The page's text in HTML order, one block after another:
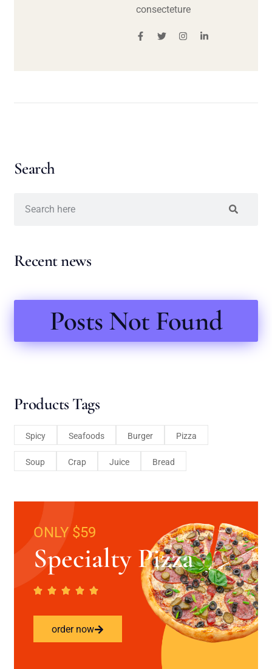
consecteture
Search
Recent news
Posts Not Found
Products Tags
Spicy Seafoods Burger Pizza
Soup Crap Juice Bread
ONLY $59
Specialty Pizza
order now